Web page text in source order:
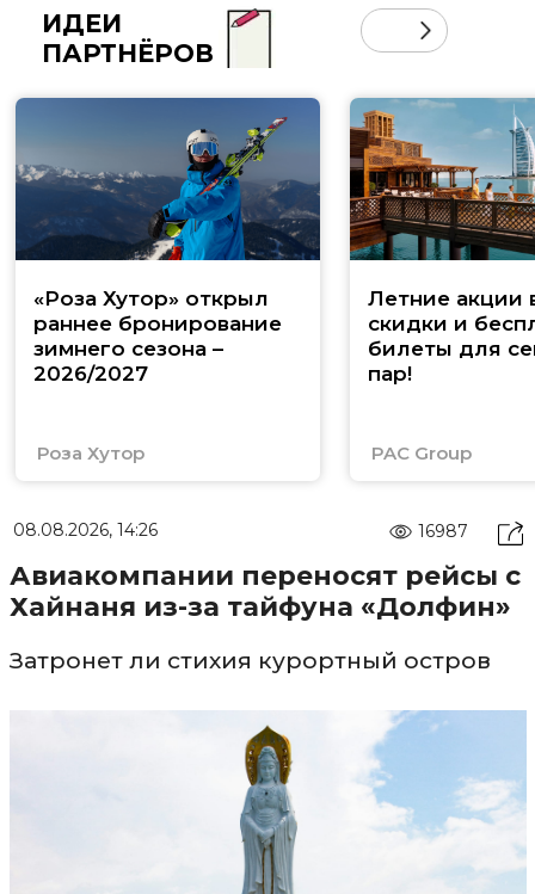
ИДЕИ
ПАРТНЁРОВ
«Роза Хутор» открыл
раннее бронирование
зимнего сезона –
2026/2027
Роза Хутор
Летние акции
скидки и
билеты для
пар!
PAC Group
08.08.2026, 14:26 16987
Авиакомпании переносят рейсы с
Хайнаня из-за тайфуна «Долфин»
Затронет ли стихия курортный остров